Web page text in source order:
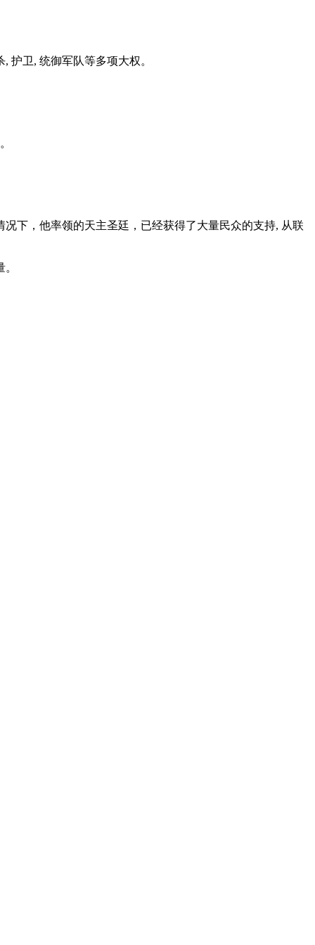
卫, 统御军队等多项大权。
下，他率领的天主圣廷，已经获得了大量民众的支持, 从联